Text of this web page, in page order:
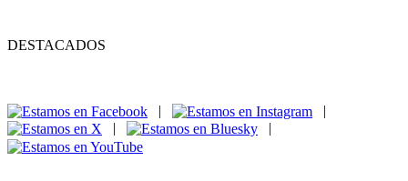
DESTACADOS
|
|
|
|